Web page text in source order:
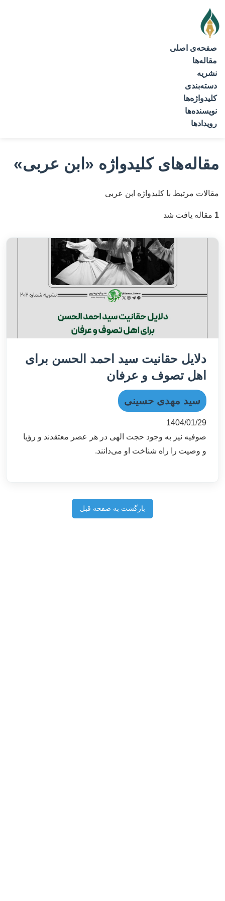
صفحه‌ی اصلی
مقاله‌ها
نشریه
دسته‌بندی
کلیدواژه‌ها
نویسنده‌ها
رویدادها
مقاله‌های کلیدواژه «ابن عربی»
مقالات مرتبط با کلیدواژه ابن عربی
1 مقاله یافت شد
دلایل حقانیت سید احمد الحسن برای
اهل تصوف و عرفان
سید مهدی حسینی
1404/01/29
صوفیه نیز به وجود حجت الهی در هر عصر معتقدند و رؤیا
و وصیت را راه شناخت او می‌دانند.
بازگشت به صفحه قبل